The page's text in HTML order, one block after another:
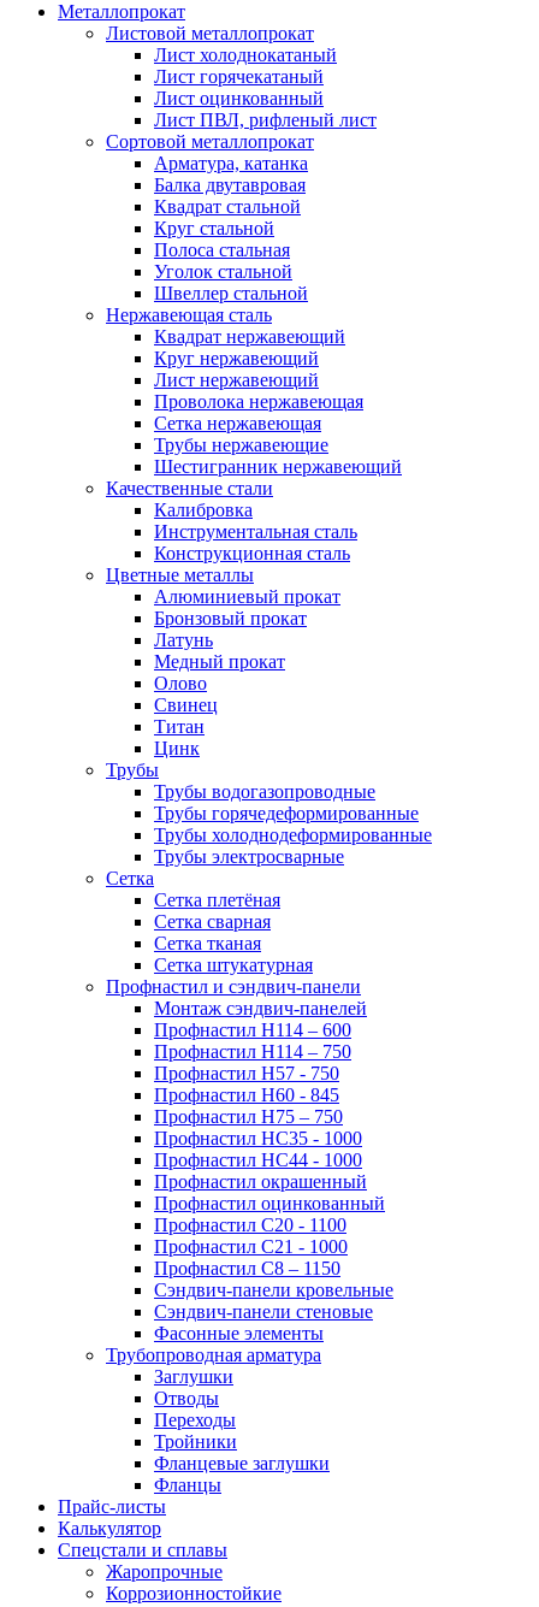
Металлопрокат
Листовой металлопрокат
Лист холоднокатаный
Лист горячекатаный
Лист оцинкованный
Лист ПВЛ, рифленый лист
Сортовой металлопрокат
Арматура, катанка
Балка двутавровая
Квадрат стальной
Круг стальной
Полоса стальная
Уголок стальной
Швеллер стальной
Нержавеющая сталь
Квадрат нержавеющий
Круг нержавеющий
Лист нержавеющий
Проволока нержавеющая
Сетка нержавеющая
Трубы нержавеющие
Шестигранник нержавеющий
Качественные стали
Калибровка
Инструментальная сталь
Конструкционная сталь
Цветные металлы
Алюминиевый прокат
Бронзовый прокат
Латунь
Медный прокат
Олово
Свинец
Титан
Цинк
Трубы
Трубы водогазопроводные
Трубы горячедеформированные
Трубы холоднодеформированные
Трубы электросварные
Сетка
Сетка плетёная
Сетка сварная
Сетка тканая
Сетка штукатурная
Профнастил и сэндвич-панели
Монтаж сэндвич-панелей
Профнастил Н114 – 600
Профнастил Н114 – 750
Профнастил Н57 - 750
Профнастил Н60 - 845
Профнастил Н75 – 750
Профнастил НС35 - 1000
Профнастил НС44 - 1000
Профнастил окрашенный
Профнастил оцинкованный
Профнастил С20 - 1100
Профнастил С21 - 1000
Профнастил С8 – 1150
Сэндвич-панели кровельные
Сэндвич-панели стеновые
Фасонные элементы
Трубопроводная арматура
Заглушки
Отводы
Переходы
Тройники
Фланцевые заглушки
Фланцы
Прайс-листы
Калькулятор
Спецстали и сплавы
Жаропрочные
Коррозионностойкие